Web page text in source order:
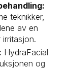
teknikker,
av en
HydraFacial
og